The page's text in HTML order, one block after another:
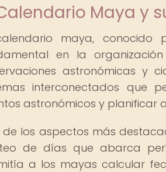
Maya y
maya, conocido
en la
astronómicas y
interconectados que
astronómicos y planificar
de los aspectos más
de días que abarca
a los mayas calcular